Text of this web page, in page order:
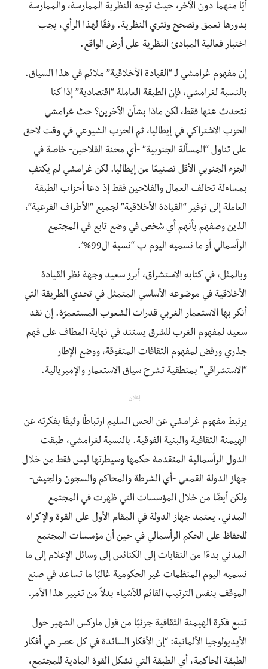
أيًا منهما دون الآخر، حيث توجه النظرية الممارسة، والممارسة
بدورها تعمق وتصحح وتثري النظرية. وفقًا لهذا الرأي، يجب
اختبار فعالية المبادئ النظرية على أرض الواقع.
إن مفهوم غرامشي لـ “القيادة الأخلاقية” ملائم في هذا السياق.
بالنسبة لغرامشي، فإن الطبقة العاملة “اقتصادية” إذا كنا
نتحدث عنها فقط، لكن ماذا بشأن الآخرين؟ حث غرامشي
الحزب الاشتراكي في إيطاليا، ثم الحزب الشيوعي في وقت لاحق
على تناول “المسألة الجنوبية” -أي محنة الفلاحين- خاصة في
الجزء الجنوبي الأقل تصنيعًا من إيطاليا. لكن غرامشي لم يكتفِ
بمساءلة تحالف العمال والفلاحين فقط إذ دعا أحزاب الطبقة
العاملة إلى توفير “القيادة الأخلاقية” لجميع “الأطراف الفرعية”،
الذين وصفهم بأنهم أي شخص في وضع تابع في المجتمع
الرأسمالي أو ما نسميه اليوم ب “نسبة ال99%”.
وبالمثل، في كتابه الاستشراق، أبرز سعيد وجهة نظر القيادة
الأخلاقية في موضوعه الأساسي المتمثل في تحدي الطريقة التي
أنكر بها الاستعمار الغربي قدرات الشعوب المستعمرَة. إن نقد
سعيد لمفهوم الغرب للشرق يستند في نهاية المطاف على فهم
جذري ورفض لمفهوم الثقافات المتفوقة، ووضع الإطار
“الاستشراقي” بمنطقية تشرح سياق الاستعمار والإمبريالية.
إعلان
يرتبط مفهوم غرامشي عن الحس السليم ارتباطًا وثيقًا بفكرته عن
الهيمنة الثقافية والبنية الفوقية. بالنسبة لغرامشي، طبقت
الدول الرأسمالية المتقدمة حكمها وسيطرتها ليس فقط من خلال
جهاز الدولة القمعي -أي الشرطة والمحاكم والسجون والجيش-
ولكن أيضًا من خلال المؤسسات التي ظهرت في المجتمع
المدني. يعتمد جهاز الدولة في المقام الأول على القوة والإكراه
للحفاظ على الحكم الرأسمالي في حين أن مؤسسات المجتمع
المدني بدءًا من النقابات إلى الكنائس إلى وسائل الإعلام إلى ما
نسميه اليوم المنظمات غير الحكومية غالبًا ما تساعد في صنع
الموقف بنفس الترتيب القائم للأشياء بدلاً من تغيير هذا الأمر.
تنبع فكرة الهيمنة الثقافية جزئيًا من قول ماركس الشهير حول
الأيديولوجيا الألمانية: “إن الأفكار السائدة في كل عصر هي أفكار
الطبقة الحاكمة، أي الطبقة التي تشكل القوة المادية للمجتمع،